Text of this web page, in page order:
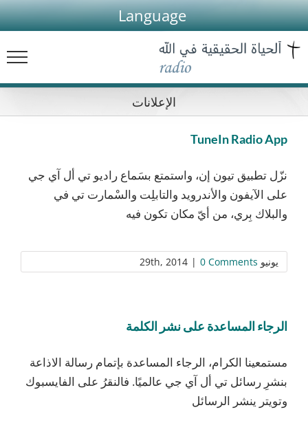
Skip
to
content
Language
الإعلانات
TuneIn Radio App
نزّل تطبيق تيون إن، واستمتع بسَماع راديو تي أل آي جي
على الآيفون والأندرويد والتابلِت والسْمارت تي في
والبلاك بِري، من أيّ مكان تكون فيه
يونيو 29th, 2014 | 0 Comments
الرجاء المساعدة على نشر الكلمة
مستمعينا الكرام، الرجاء المساعدة بإتمام رسالة الاذاعة
بنشرِ رسائل تي أل آي جي عالميًا. فالنقرُ على الفايسبوك
وتويتر ينشر الرسائل